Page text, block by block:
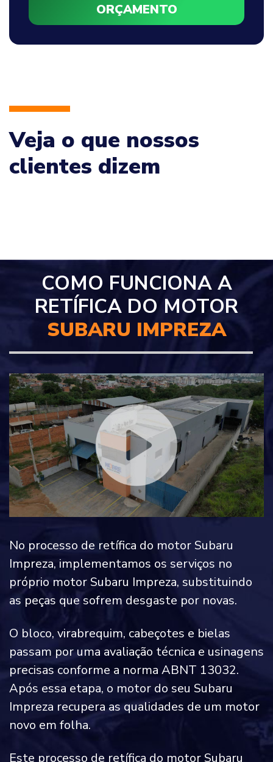
ORÇAMENTO
Veja o que nossos
clientes dizem
COMO FUNCIONA A
RETÍFICA DO MOTOR
SUBARU IMPREZA
No processo de retífica do motor Subaru
Impreza, implementamos os serviços no
próprio motor Subaru Impreza, substituindo
as peças que sofrem desgaste por novas.
O bloco, virabrequim, cabeçotes e bielas
passam por uma avaliação técnica e usinagens
precisas conforme a norma ABNT 13032.
Após essa etapa, o motor do seu Subaru
Impreza recupera as qualidades de um motor
novo em folha.
Este processo de retífica do motor Subaru